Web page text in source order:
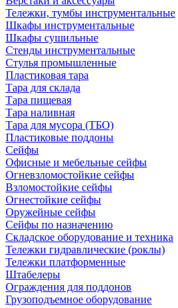
Тележки, тумбы инструментальные
Шкафы инструментальные
Шкафы сушильные
Стенды инструментальные
Cтулья промышленные
Пластиковая тара
Тара для склада
Тара пищевая
Тара наливная
Тара для мусора (ТБО)
Пластиковые поддоны
Сейфы
Офисные и мебельные сейфы
Огневзломостойкие сейфы
Взломостойкие сейфы
Огнестойкие сейфы
Оружейные сейфы
Сейфы по назначению
Складское оборудование и техника
Тележки гидравлические (роклы)
Тележки платформенные
Штабелеры
Ограждения для поддонов
Грузоподъемное оборудование